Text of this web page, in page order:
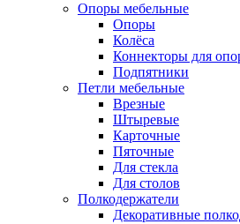
Опоры мебельные
Опоры
Колёса
Коннекторы для
Подпятники
Петли мебельные
Врезные
Штыревые
Карточные
Пяточные
Для стекла
Для столов
Полкодержатели
Декоративные